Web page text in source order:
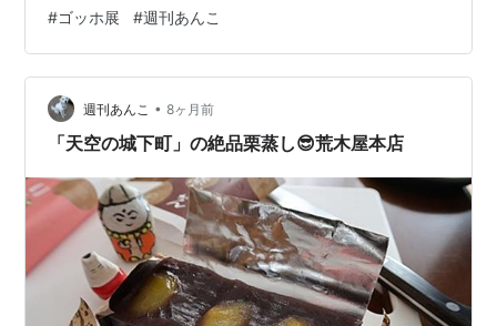
ほど前、このブログのスタート時にこのエリアを「あん
このGスポット」（笑）と表現して、発信したこともあ
る。 syukan-anko.hatenablog.jp 湯島天神でお参りして
から、店の前に行くと、結構な賑わいで、ここが和菓子
好きにとっ…
#ゴッホ展 #週刊あんこ
週刊あんこ • 8ヶ月前
「天空の城下町」の絶品栗蒸し😎荒木屋本店